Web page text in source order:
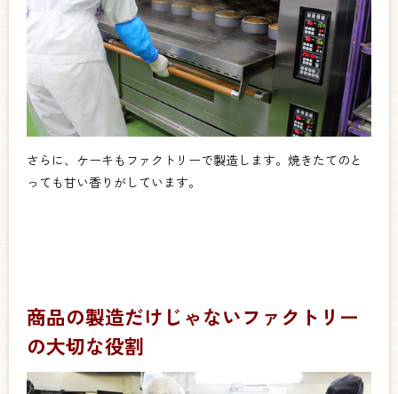
さらに、ケーキもファクトリーで製造します。焼きたてのと
っても甘い香りがしています。
商品の製造だけじゃないファクトリー
の大切な役割